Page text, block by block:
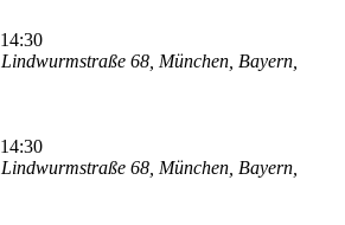
14:30
Lindwurmstraße 68, München, Bayern,
14:30
Lindwurmstraße 68, München, Bayern,